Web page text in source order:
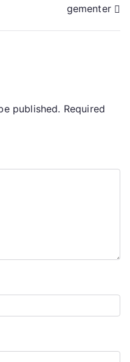
gementer
published. Required